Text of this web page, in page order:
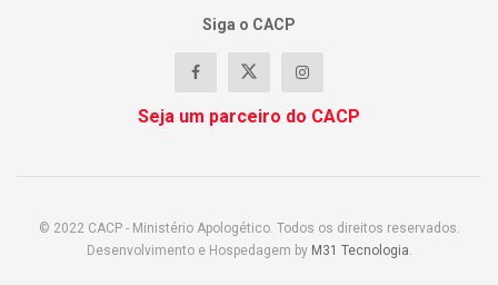
Siga o CACP
Seja um parceiro do CACP
© 2022 CACP - Ministério Apologético. Todos os direitos reservados.
Desenvolvimento e Hospedagem by M31 Tecnologia.